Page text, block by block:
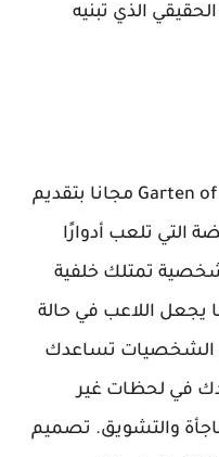
الذي تبنيه
تتميّز لعبة Garten of Banban 8 Anti Devil مجانا بتقديم
تلعب أدوارًا
تمتلك خلفية
يجعل اللاعب في حالة
الشخصيات تساعدك
في لحظات غير
والتشويق. تصميم